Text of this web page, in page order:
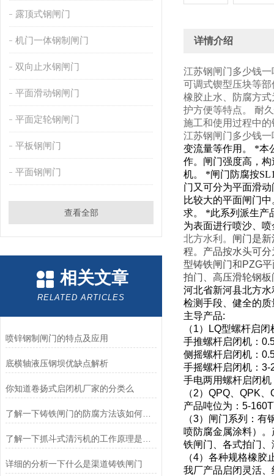
露顶式钢闸门
机门一体钢制闸门
双向止水钢闸门
平面滑动钢闸门
平面定轮钢闸门
平板钢闸门
平面钢闸门
查看全部
相关文章
RELATED ARTICLES
喷锌钢制闸门的特点及应用
底横轴液压钢坝优缺点解析
你知道卷扬式启闭机厂家的分类么
了解一下铸铁闸门的防腐方法该如何做吧
详细的分析一下什么是渠道铸铁闸门
详情介绍
江苏钢闸门多少钱
可调式锲型压块等
橡胶止水、防腐方
护方便等特点。
耐
施工和使用过程中
江苏钢闸门多少钱
变流量等作用。
*本
作。闸门强度高，
机。
*闸门防腐按
门又可分为平面滑
比较大的平面闸门
求。
*此系列派生产
为表面进行喷沙、
北方水利。 闸门是
程。产品按水头可
型铸铁闸门和PZG平
拍门、高压滑轮钢
河北省新河县北方
检测手段、健全的
主导产品:
（1） LQ型螺杆启闭
手推螺杆启闭机：
侧摇螺杆启闭机：
手摇螺杆启闭机： 3-
手电两用螺杆启闭机
（2） QPQ QPK
产品吨位为： 5-160T
（3）闸门系列：有
喷防腐金属涂料）
铁闸门、各式拍门
（4）各种规格橡胶
我厂产品启闭灵活